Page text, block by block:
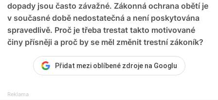
dopady jsou často závažné. Zákonná ochrana obětí je
v současné době nedostatečná a není poskytována
spravedlivě. Proč je třeba trestat takto motivované
činy přísněji a proč by se měl změnit trestní zákoník?
Přidat mezi oblíbené zdroje na Googlu